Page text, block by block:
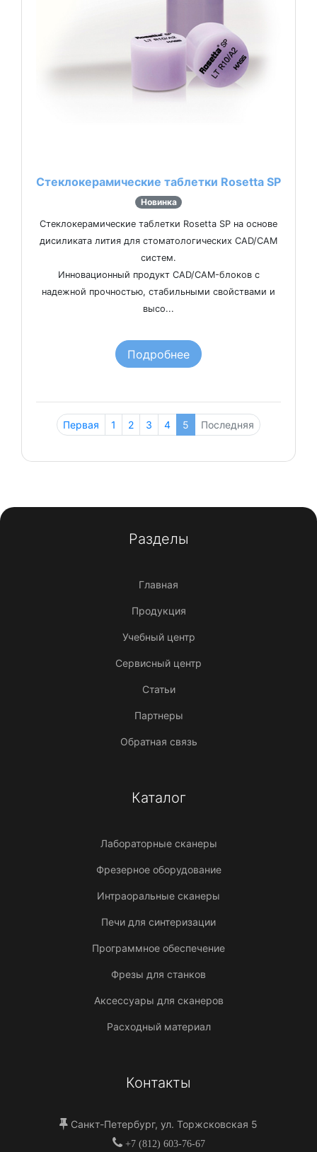
Стеклокерамические таблетки Rosetta SP
Новинка
Стеклокерамические таблетки Rosetta SP на основе
дисиликата лития для стоматологических CAD/CAM
систем.
Инновационный продукт CAD/CAM-блоков с
надежной прочностью, стабильными свойствами и
высо...
Подробнее
Первая 1 2 3 4 5 Последняя
Разделы
Главная
Продукция
Учебный центр
Сервисный центр
Статьи
Партнеры
Обратная связь
Каталог
Лабораторные сканеры
Фрезерное оборудование
Интраоральные сканеры
Печи для синтеризации
Программное обеспечение
Фрезы для станков
Аксессуары для сканеров
Расходный материал
Контакты
Санкт-Петербург, ул. Торжсковская 5
+7 (812) 603-76-67